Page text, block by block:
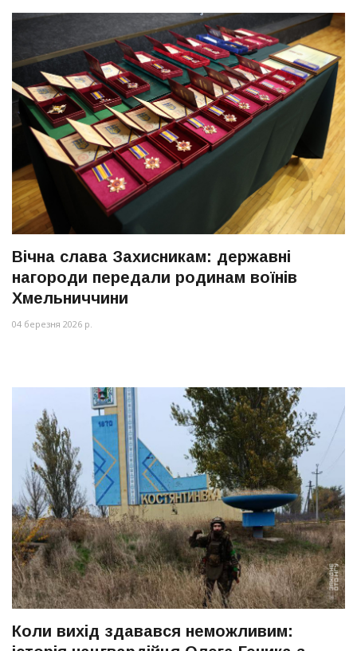
Вічна слава Захисникам: державні
нагороди передали родинам воїнів
Хмельниччини
04 березня 2026 р.
Коли вихід здавався неможливим: